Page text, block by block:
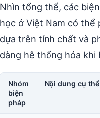
Nhìn tổng thể, các
học ở Việt Nam có thể
dựa trên tính chất và
dàng hệ thống hóa khi
Nhóm
biện
pháp
Nội dung cụ thể